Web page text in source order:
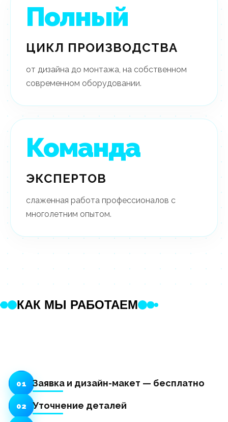
Полный
ЦИКЛ ПРОИЗВОДСТВА
от дизайна до монтажа, на собственном
современном оборудовании.
Команда
ЭКСПЕРТОВ
слаженная работа профессионалов с
многолетним опытом.
КАК МЫ РАБОТАЕМ
01 Заявка и дизайн-макет — бесплатно
02 Уточнение деталей